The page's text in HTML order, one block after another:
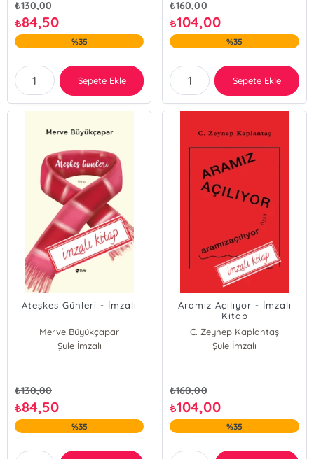
₺130,00
₺84,50
%35
Sepete Ekle
₺160,00
₺104,00
%35
Sepete Ekle
Ateşkes Günleri - İmzalı
Merve Büyükçapar
Şule İmzalı
₺130,00
₺84,50
%35
Aramız Açılıyor - İmzalı
Kitap
C. Zeynep Kaplantaş
Şule İmzalı
₺160,00
₺104,00
%35